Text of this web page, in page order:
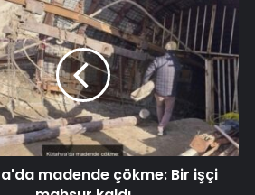
madende çökme: Bir işçi